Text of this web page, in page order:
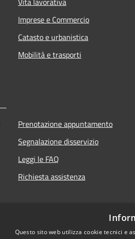
Imprese e Commercio
Catasto e urbanistica
Mobilità e trasporti
Prenotazione appuntamento
Segnalazione disservizio
Leggi le FAQ
Richiesta assistenza
Questo sito web utilizza cookie tecnici e